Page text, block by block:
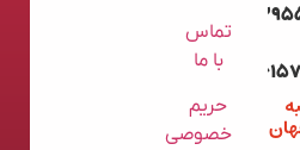
تماس
با ما
حریم
خصوصی